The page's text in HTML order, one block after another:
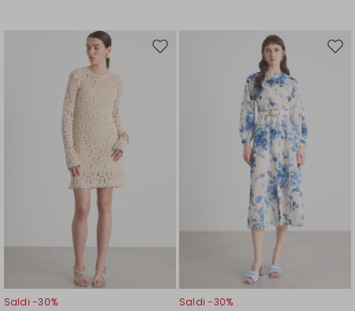
Sposta
Saldi -30%
Saldi -30%